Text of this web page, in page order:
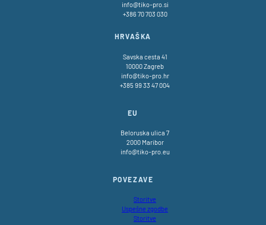
info@tiko-pro.si
+386 70 703 030
HRVAŠKA
Savska cesta 41
10000 Zagreb
info@tiko-pro.hr
+385 99 33 47 004
EU
Beloruska ulica 7
2000 Maribor
info@tiko-pro.eu
POVEZAVE
Storitve
Uspešne zgodbe
Storitve